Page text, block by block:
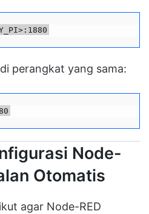
perangkat yang sama:
Node-
Otomatis
agar Node-RED